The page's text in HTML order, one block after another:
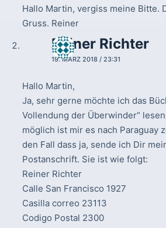
Hallo Martin, vergiss meine Bitte.
Gruss. Reiner
Reiner Richter
19. MÄRZ 2018 / 23:31
Hallo Martin,
Ja, sehr gerne möchte ich das
Vollendung der Überwinder“
möglich ist mir es nach Paraguay
den Fall dass ja, sende ich Dir
Postanschrift. Sie ist wie folgt:
Reiner Richter
Calle San Francisco 1927
Casilla correo 23113
Codigo Postal 2300